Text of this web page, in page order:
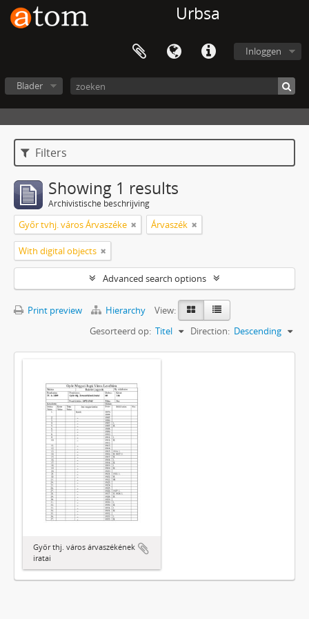
Urbsa
Inloggen
Blader
Filters
Showing 1 results
Archivistische beschrijving
Győr tvhj. város Árvaszéke Árvaszék
With digital objects
Advanced search options
Print preview Hierarchy
View:
Gesorteerd op: Titel Direction: Descending
Győr thj. város árvaszékének
iratai